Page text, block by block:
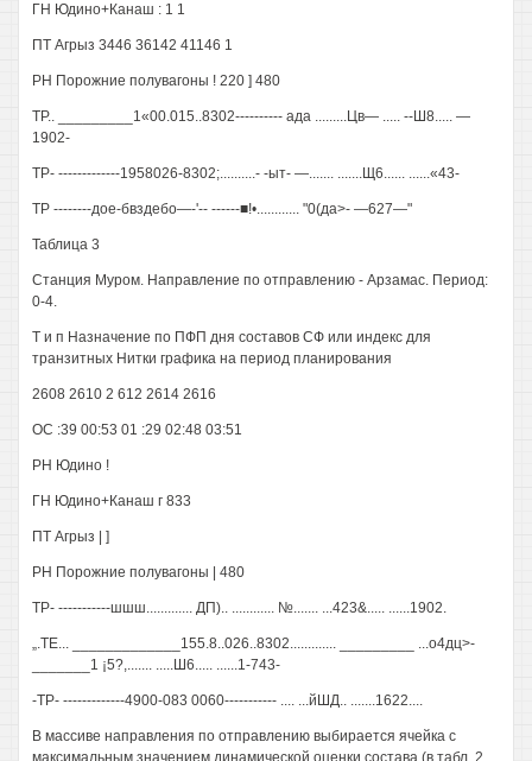
ГН Юдино+Канаш : 1 1
ПТ Агрыз 3446 36142 41146 1
РН Порожние полувагоны ! 220 ] 480
ТР.. _________1«00.015..8302---------- ада .........Цв— ..... --Ш8..... —
1902-
ТР- -------------1958026-8302;..........- -ыт- —....... .......Щ6...... ......«43-
ТР --------дое-бвздебо—-'-- ------■!•............ "0(да>- —627—"
Таблица 3
Станция Муром. Направление по отправлению - Арзамас. Период:
0-4.
Т и п Назначение по ПФП дня составов СФ или индекс для
транзитных Нитки графика на период планирования
2608 2610 2 612 2614 2616
ОС :39 00:53 01 :29 02:48 03:51
РН Юдино !
ГН Юдино+Канаш г 833
ПТ Агрыз | ]
РН Порожние полувагоны | 480
ТР- -----------шшш............. ДП).. ............ №....... ...423&..... ......1902.
„.ТЕ... _____________155.8..026..8302............. _________ ...о4дц>-
_______1 ¡5?,....... .....Ш6..... ......1-743-
-ТР- -------------4900-083 0060----------- .... ...йШД.. .......1622....
В массиве направления по отправлению выбирается ячейка с
максимальным значением динамической оценки состава (в табл. 2